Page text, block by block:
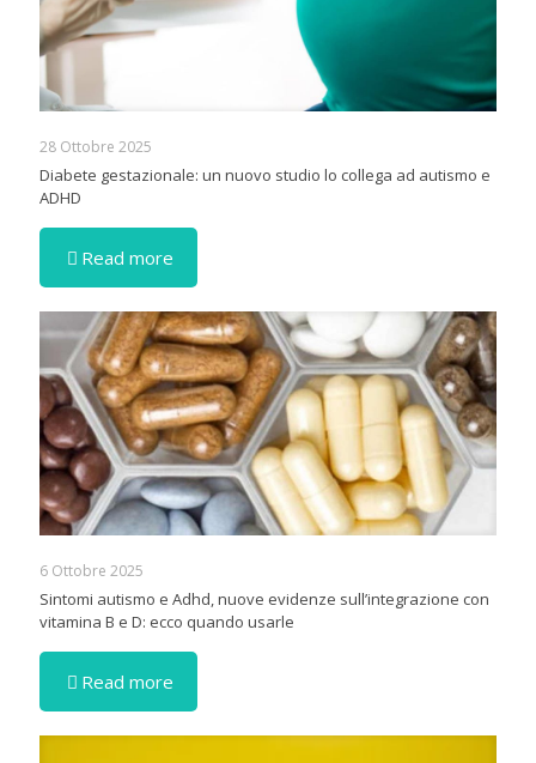
28 Ottobre 2025
Diabete gestazionale: un nuovo studio lo collega ad autismo e
ADHD
Read more
6 Ottobre 2025
Sintomi autismo e Adhd, nuove evidenze sull’integrazione con
vitamina B e D: ecco quando usarle
Read more